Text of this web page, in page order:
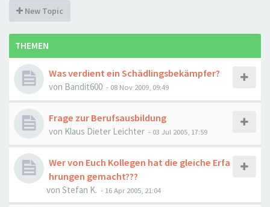
New Topic
THEMEN
Was verdient ein Schädlingsbekämpfer?
von Bandit600 - 08 Nov 2009, 09:49
Frage zur Berufsausbildung
von Klaus Dieter Leichter - 03 Jul 2005, 17:59
Wer von Euch Kollegen hat die gleiche Erfa
hrungen gemacht???
von Stefan K. - 16 Apr 2005, 21:04